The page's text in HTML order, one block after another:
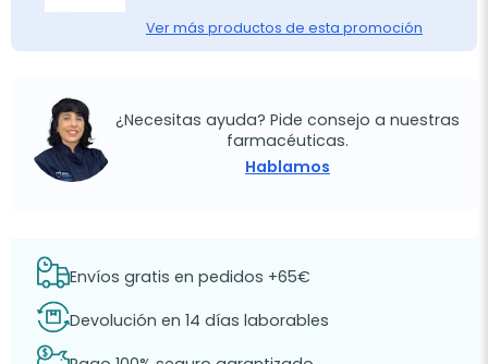
Ver más productos de esta promoción
¿Necesitas ayuda? Pide consejo a nuestras
farmacéuticas.
Hablamos
Envíos gratis en pedidos +65€
Devolución en 14 días laborables